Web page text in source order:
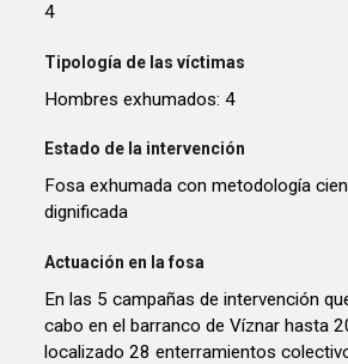
4
Tipología de las víctimas
Hombres exhumados: 4
Estado de la intervención
Fosa exhumada con metodología
dignificada
Actuación en la fosa
En las 5 campañas de intervención
cabo en el barranco de Víznar hasta
localizado 28 enterramientos